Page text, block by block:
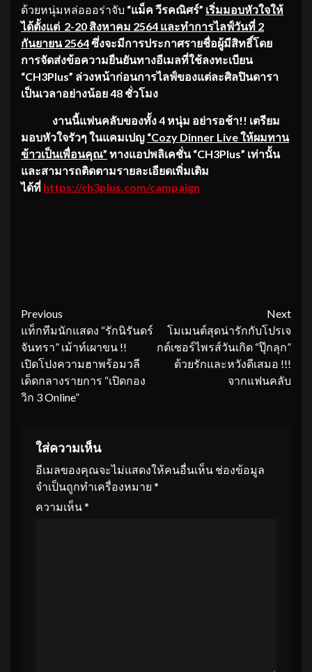
ด้วยหนุ่มหล่อออร่าจับ “แม็ค วีรคณิศร์” เริ่มมอบหัวใจให้
ได้ตั้งแต่ 2-20 สิงหาคม 2564 และทำการไลฟ์วันที่ 2
กันยายน 2564ซึ่งจะมีการประกาศรายชื่อผู้มีสิทธิ์โดย
การจัดส่งข้อความยืนยันทางอีเมลที่ใช้ลงทะเบียน
“CH3Plus” ล่วงหน้าก่อนการไลฟ์ของแต่ละศิลปินดารา
เป็นเวลาอย่างน้อย 48 ชั่วโมง
งานนี้แฟนคลับของทั้ง 4 หนุ่ม อย่ารอช้า!! เตรียม
มอบหัวใจรัวๆ ในแคมเปญ “Cozy Dinner Live ให้ผมทาน
ข้าวเป็นเพื่อนคุณ” ทางแอปพลิเคชั่น “CH3Plus” เท่านั้น
และสามารถติดตามรายละเอียดเพิ่มเติม
ได้ที่ https://ch3plus.com/campaign
Continue
Reading
Previous
แท็กทีมนักแสดง “รักนิรันดร์
จันทรา” เม้าท์เผาขน !!
เปิดโปงความฮาพร้อมวลี
เด็ดกลางรายการ “เปิดกอง
วิก 3 Online”
Next
โมเมนต์สุดน่ารักกับโปรเจ
กต์เซอร์ไพรส์วันเกิด “ปุ๊กลุก”
ด้วยรักและหวังดีเสมอ !!!
จากแฟนคลับ
ใส่ความเห็น
อีเมลของคุณจะไม่แสดงให้คนอื่นเห็น ช่องข้อมูล
จำเป็นถูกทำเครื่องหมาย *
ความเห็น*